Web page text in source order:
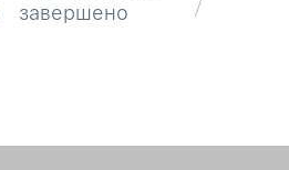
завершено